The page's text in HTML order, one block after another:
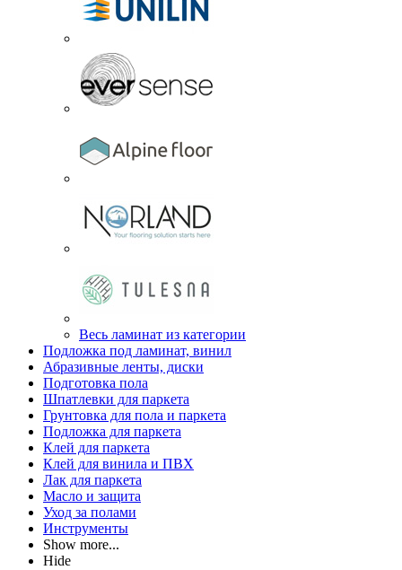
Весь ламинат из категории
Подложка под ламинат, винил
Абразивные ленты, диски
Подготовка пола
Шпатлевки для паркета
Грунтовка для пола и паркета
Подложка для паркета
Клей для паркета
Клей для винила и ПВХ
Лак для паркета
Масло и защита
Уход за полами
Инструменты
Show more...
Hide